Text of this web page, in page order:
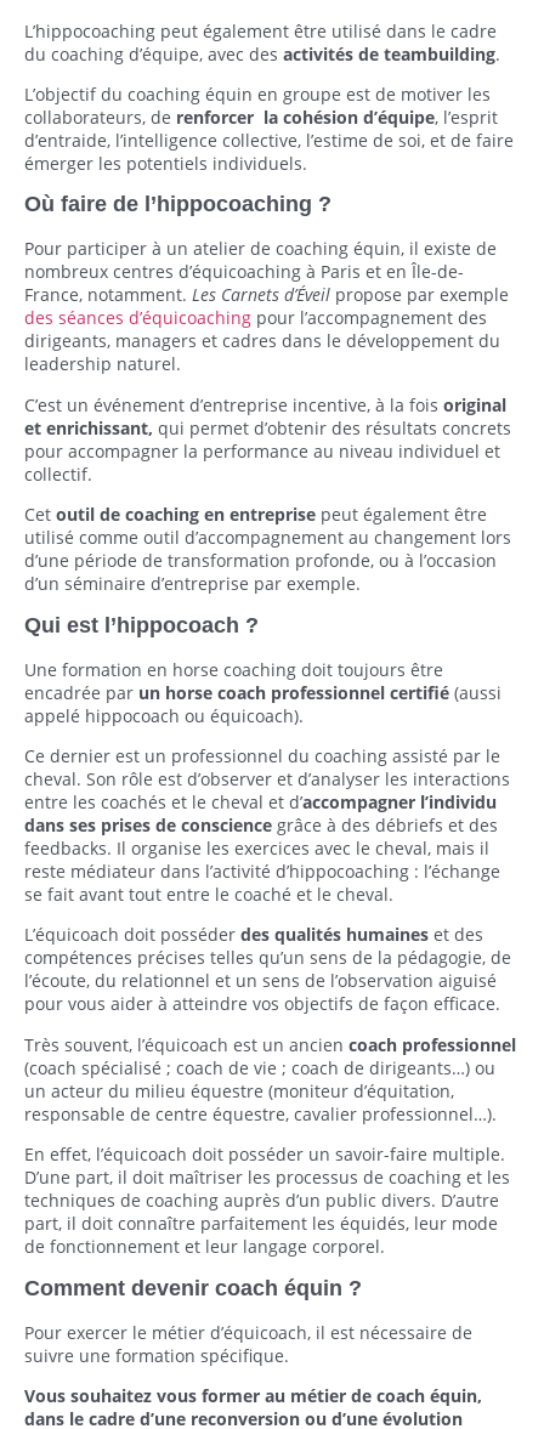
L’hippocoaching peut également être utilisé dans le cadre
du coaching d’équipe, avec des activités de teambuilding.
L’objectif du coaching équin en groupe est de motiver les
collaborateurs, de renforcer la cohésion d’équipe, l’esprit
d’entraide, l’intelligence collective, l’estime de soi, et de faire
émerger les potentiels individuels.
Où faire de l’hippocoaching ?
Pour participer à un atelier de coaching équin, il existe de
nombreux centres d’équicoaching à Paris et en Île-de-
France, notamment. Les Carnets d’Éveil propose par exemple
des séances d’équicoaching pour l’accompagnement des
dirigeants, managers et cadres dans le développement du
leadership naturel.
C’est un événement d’entreprise incentive, à la fois original
et enrichissant, qui permet d’obtenir des résultats concrets
pour accompagner la performance au niveau individuel et
collectif.
Cet outil de coaching en entreprise peut également être
utilisé comme outil d’accompagnement au changement lors
d’une période de transformation profonde, ou à l’occasion
d’un séminaire d’entreprise par exemple.
Qui est l’hippocoach ?
Une formation en horse coaching doit toujours être
encadrée par un horse coach professionnel certifié (aussi
appelé hippocoach ou équicoach).
Ce dernier est un professionnel du coaching assisté par le
cheval. Son rôle est d’observer et d’analyser les interactions
entre les coachés et le cheval et d’accompagner l’individu
dans ses prises de conscience grâce à des débriefs et des
feedbacks. Il organise les exercices avec le cheval, mais il
reste médiateur dans l’activité d’hippocoaching : l’échange
se fait avant tout entre le coaché et le cheval.
L’équicoach doit posséder des qualités humaines et des
compétences précises telles qu’un sens de la pédagogie, de
l’écoute, du relationnel et un sens de l’observation aiguisé
pour vous aider à atteindre vos objectifs de façon efficace.
Très souvent, l’équicoach est un ancien coach professionnel
(coach spécialisé ; coach de vie ; coach de dirigeants…) ou
un acteur du milieu équestre (moniteur d’équitation,
responsable de centre équestre, cavalier professionnel…).
En effet, l’équicoach doit posséder un savoir-faire multiple.
D’une part, il doit maîtriser les processus de coaching et les
techniques de coaching auprès d’un public divers. D’autre
part, il doit connaître parfaitement les équidés, leur mode
de fonctionnement et leur langage corporel.
Comment devenir coach équin ?
Pour exercer le métier d’équicoach, il est nécessaire de
suivre une formation spécifique.
Vous souhaitez vous former au métier de coach équin,
dans le cadre d’une reconversion ou d’une évolution